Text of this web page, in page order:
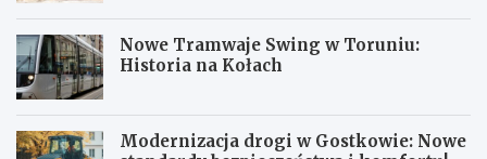
Nowe Tramwaje Swing w Toruniu:
Historia na Kołach
Modernizacja drogi w Gostkowie: Nowe